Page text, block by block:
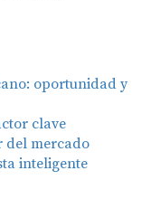
oportunidad y
clave
del mercado
inteligente